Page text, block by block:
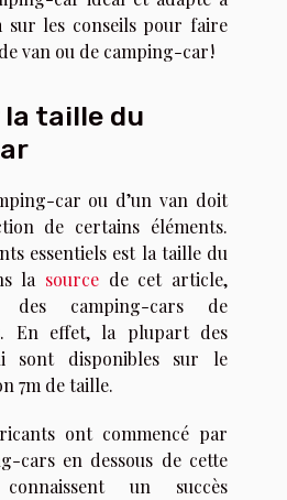
sur les conseils pour faire
van ou de camping-car !
taille du
car ou d’un van doit
de certains éléments.
essentiels est la taille du
la source de cet article,
des camping-cars de
En effet, la plupart des
sont disponibles sur le
7m de taille.
ont commencé par
cars en dessous de cette
un succès